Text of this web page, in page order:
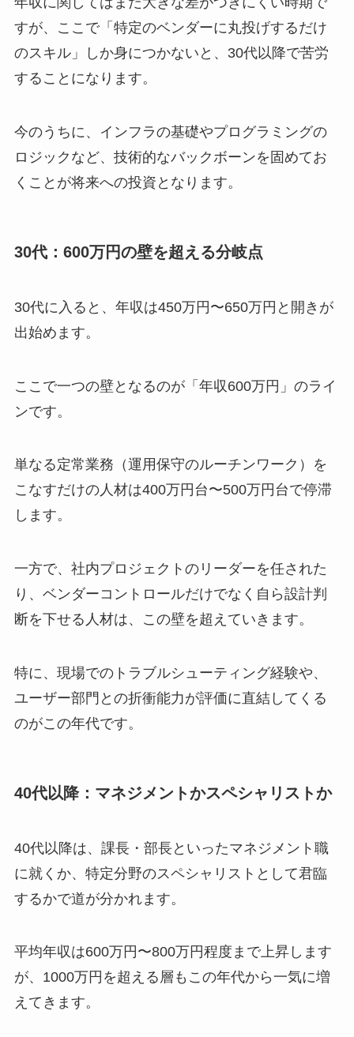
すが、ここで「特定のベンダーに丸投げするだけ
のスキル」しか身につかないと、30代以降で苦労
することになります。
今のうちに、インフラの基礎やプログラミングの
ロジックなど、技術的なバックボーンを固めてお
くことが将来への投資となります。
30代：600万円の壁を超える分岐点
30代に入ると、年収は450万円〜650万円と開きが
出始めます。
ここで一つの壁となるのが「年収600万円」のライ
ンです。
単なる定常業務（運用保守のルーチンワーク）を
こなすだけの人材は400万円台〜500万円台で停滞
します。
一方で、社内プロジェクトのリーダーを任された
り、ベンダーコントロールだけでなく自ら設計判
断を下せる人材は、この壁を超えていきます。
特に、現場でのトラブルシューティング経験や、
ユーザー部門との折衝能力が評価に直結してくる
のがこの年代です。
40代以降：マネジメントかスペシャリストか
40代以降は、課長・部長といったマネジメント職
に就くか、特定分野のスペシャリストとして君臨
するかで道が分かれます。
平均年収は600万円〜800万円程度まで上昇します
が、1000万円を超える層もこの年代から一気に増
えてきます。